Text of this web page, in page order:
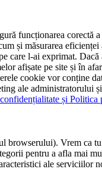
funcționarea corectă
și măsurarea
care l-ai exprimat.
afișate pe site și în
cookie vor conține
ale administratorului
și
browserului). Vrem ca
pentru a afla mai
ale serviciilor